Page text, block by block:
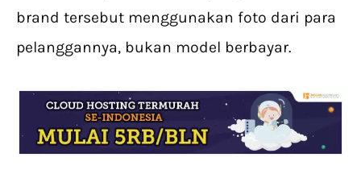
brand tersebut menggunakan foto dari para
pelanggannya, bukan model berbayar.